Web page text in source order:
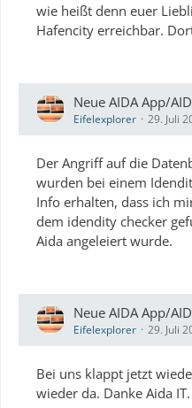
wie heißt denn euer
Hafencity erreichbar.
Neue AIDA App/
Eifelexplorer 29. Juli
Der Angriff auf die
wurden bei einem
Info erhalten, dass ich
dem idendity checker
Aida angeleiert wurde.
Neue AIDA App/
Eifelexplorer 29. Juli
Bei uns klappt jetzt
wieder da. Danke Aida IT.